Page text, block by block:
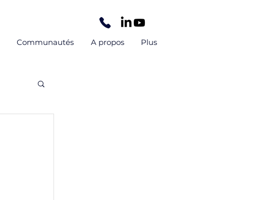
Communautés A propos Plus